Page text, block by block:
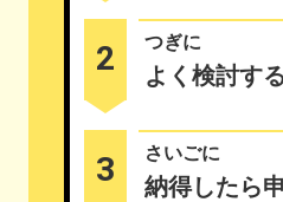
2 つぎに
よく検討する
3 さいごに
納得したら